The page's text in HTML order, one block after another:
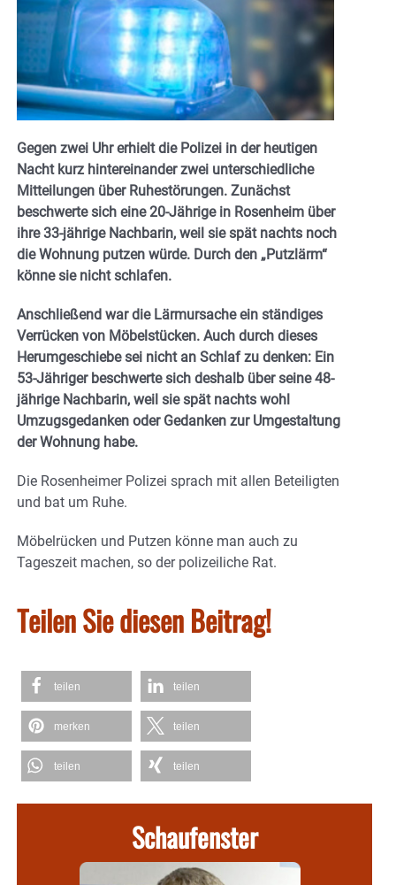
Gegen zwei Uhr erhielt die Polizei in der heutigen
Nacht kurz hintereinander zwei unterschiedliche
Mitteilungen über Ruhestörungen. Zunächst
beschwerte sich eine 20-Jährige in Rosenheim über
ihre 33-jährige Nachbarin, weil sie spät nachts noch
die Wohnung putzen würde. Durch den „Putzlärm“
könne sie nicht schlafen.
Anschließend war die Lärmursache ein ständiges
Verrücken von Möbelstücken. Auch durch dieses
Herumgeschiebe sei nicht an Schlaf zu denken: Ein
53-Jähriger beschwerte sich deshalb über seine 48-
jährige Nachbarin, weil sie spät nachts wohl
Umzugsgedanken oder Gedanken zur Umgestaltung
der Wohnung habe.
Die Rosenheimer Polizei sprach mit allen Beteiligten
und bat um Ruhe.
Möbelrücken und Putzen könne man auch zu
Tageszeit machen, so der polizeiliche Rat.
Teilen Sie diesen Beitrag!
teilen teilen
merken teilen
teilen teilen
Schaufenster